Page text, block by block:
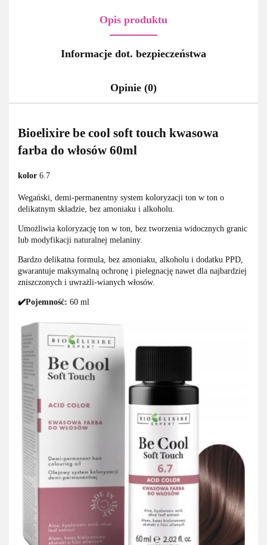
Opis produktu
Informacje dot. bezpieczeństwa
Opinie (0)
Bioelixire be cool soft touch kwasowa
farba do włosów 60ml
kolor 6.7
Wegański, demi-permanentny system koloryzacji ton w ton o
delikatnym składzie, bez amoniaku i alkoholu.
Umożliwia koloryzację ton w ton, bez tworzenia widocznych granic
lub modyfikacji naturalnej melaniny.
Bardzo delikatna formula, bez amoniaku, alkoholu i dodatku PPD,
gwarantuje maksymalną ochronę i pielegnację nawet dla najbardziej
zniszczonych i uwrażli-wianych włosów.
✔️Pojemność: 60 ml